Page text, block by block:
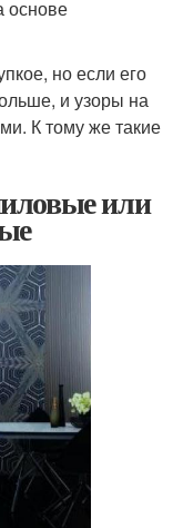
основе
но если его
и узоры на
К тому же такие
или